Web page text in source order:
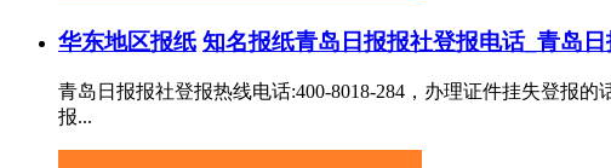
华东地区报纸 知名报纸青岛日报报社登报电话_青岛
青岛日报报社登报热线电话:400-8018-284，办理证件挂失登报
报...